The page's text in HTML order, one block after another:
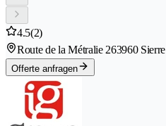
4.5(2)
Route de la Métralie 263960 Sierre
Offerte anfragen